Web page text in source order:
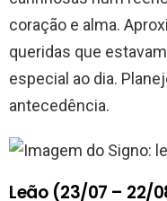
coração e alma.
queridas que
especial ao dia.
antecedência.
Leão (23/07 – 22/